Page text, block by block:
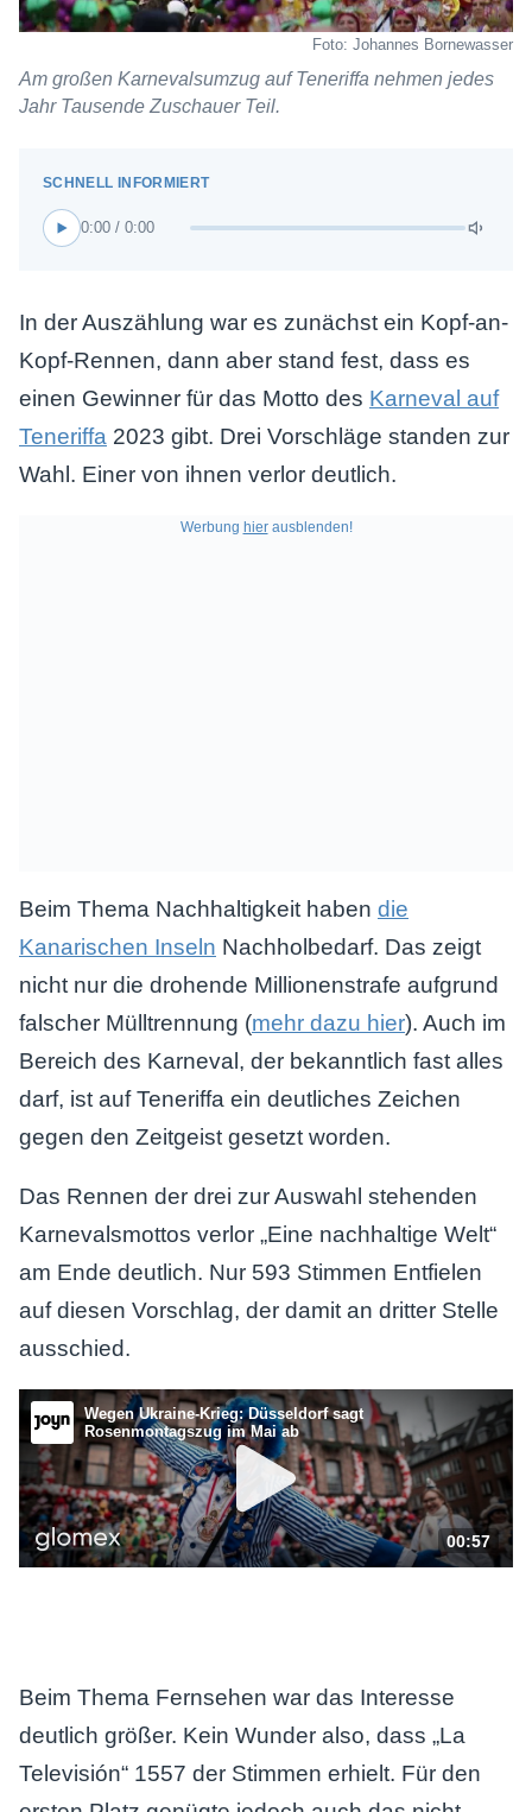
Foto: Johannes Bornewasser
Am großen Karnevalsumzug auf Teneriffa nehmen jedes
Jahr Tausende Zuschauer Teil.
0:00 / 0:00
In der Auszählung war es zunächst ein Kopf-an-
Kopf-Rennen, dann aber stand fest, dass es
einen Gewinner für das Motto des Karneval auf
Teneriffa 2023 gibt. Drei Vorschläge standen zur
Wahl. Einer von ihnen verlor deutlich.
Werbung hierausblenden!
Beim Thema Nachhaltigkeit haben die
Kanarischen Inseln Nachholbedarf. Das zeigt
nicht nur die drohende Millionenstrafe aufgrund
falscher Mülltrennung (mehr dazu hier). Auch im
Bereich des Karneval, der bekanntlich fast alles
darf, ist auf Teneriffa ein deutliches Zeichen
gegen den Zeitgeist gesetzt worden.
Das Rennen der drei zur Auswahl stehenden
Karnevalsmottos verlor „Eine nachhaltige Welt“
am Ende deutlich. Nur 593 Stimmen Entfielen
auf diesen Vorschlag, der damit an dritter Stelle
ausschied.
Beim Thema Fernsehen war das Interesse
deutlich größer. Kein Wunder also, dass „La
Televisión“ 1557 der Stimmen erhielt. Für den